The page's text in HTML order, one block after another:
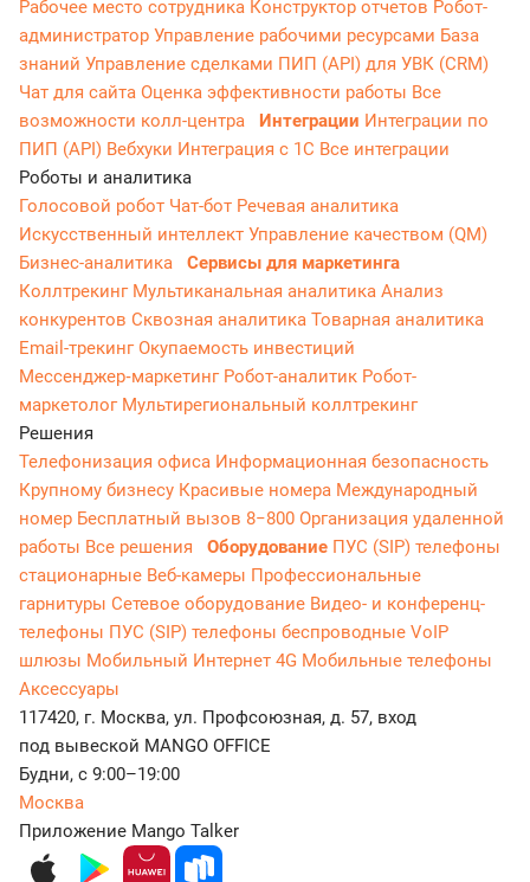
Рабочее место сотрудника Конструктор отчетов Робот-
администратор Управление рабочими ресурсами База
знаний Управление сделками ПИП (API) для УВК (CRM)
Чат для сайта Оценка эффективности работы Все
возможности колл-центра
Интеграции Интеграции по
ПИП (API) Вебхуки Интеграция с 1С Все интеграции
Роботы и аналитика
Голосовой робот Чат-бот Речевая аналитика
Искусственный интеллект Управление качеством (QM)
Бизнес-аналитика
Сервисы для маркетинга
Коллтрекинг Мультиканальная аналитика Анализ
конкурентов Сквозная аналитика Товарная аналитика
Email-трекингОкупаемость инвестиций
Мессенджер‑маркетинг Робот-аналитик Робот-
маркетолог Мультирегиональный коллтрекинг
Решения
Телефонизация офиса Информационная безопасность
Крупному бизнесу Красивые номера Международный
номер Бесплатный вызов 8−800 Организация удаленной
работы Все решения Оборудование ПУС (SIP) телефоны
стационарные Веб-камеры Профессиональные
гарнитуры Сетевое оборудование Видео- и конференц-
телефоны ПУС (SIP) телефоны беспроводные VoIP
шлюзы Мобильный Интернет 4G Мобильные телефоны
Аксессуары
117420, г. Москва, ул. Профсоюзная, д. 57, вход
под вывеской MANGO OFFICE
Будни, с 9:00–19:00
Москва
Приложение Mango Talker